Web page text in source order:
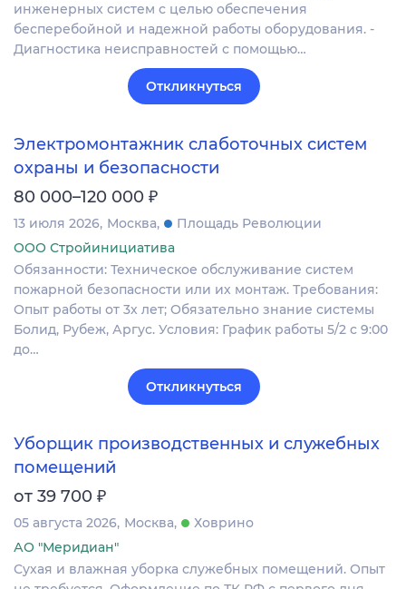
инженерных систем с целью обеспечения
бесперебойной и надежной работы оборудования. -
Диагностика неисправностей с помощью…
Откликнуться
Электромонтажник слаботочных систем
охраны и безопасности
80 000–120 000 ₽
13 июля 2026 Москва
Площадь Революции
ООО Стройинициатива
Обязанности: Техническое обслуживание систем
пожарной безопасности или их монтаж. Требования:
Опыт работы от 3х лет; Обязательно знание системы
Болид, Рубеж, Аргус. Условия: График работы 5/2 с 9:00
до…
Откликнуться
Уборщик производственных и служебных
помещений
от 39 700 ₽
05 августа 2026 Москва
Ховрино
АО "Меридиан"
Сухая и влажная уборка служебных помещений. Опыт